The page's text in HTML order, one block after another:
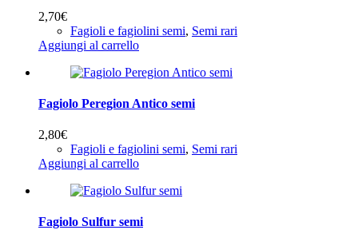
2,70€
Fagioli e fagiolini semi, Semi rari
Aggiungi al carrello
Fagiolo Peregion Antico semi
2,80€
Fagioli e fagiolini semi, Semi rari
Aggiungi al carrello
Fagiolo Sulfur semi